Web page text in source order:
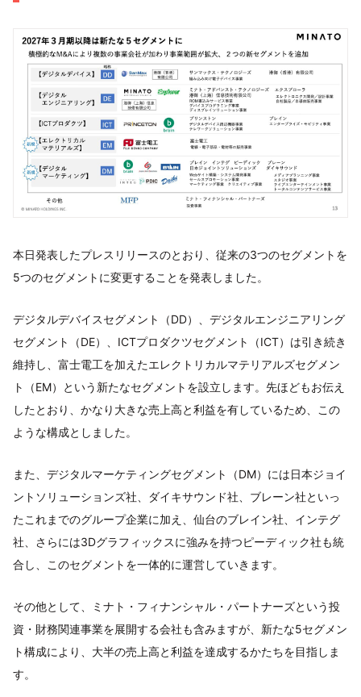
本日発表したプレスリリースのとおり、従来の3つのセグメントを
5つのセグメントに変更することを発表しました。
デジタルデバイスセグメント（DD）、デジタルエンジニアリング
セグメント（DE）、ICTプロダクツセグメント（ICT）は引き続き
維持し、富士電工を加えたエレクトリカルマテリアルズセグメン
ト（EM）という新たなセグメントを設立します。先ほどもお伝え
したとおり、かなり大きな売上高と利益を有しているため、この
ような構成としました。
また、デジタルマーケティングセグメント（DM）には日本ジョイ
ントソリューションズ社、ダイキサウンド社、ブレーン社といっ
たこれまでのグループ企業に加え、仙台のブレイン社、インテグ
社、さらには3Dグラフィックスに強みを持つピーディック社も統
合し、このセグメントを一体的に運営していきます。
その他として、ミナト・フィナンシャル・パートナーズという投
資・財務関連事業を展開する会社も含みますが、新たな5セグメン
ト構成により、大半の売上高と利益を達成するかたちを目指しま
す。